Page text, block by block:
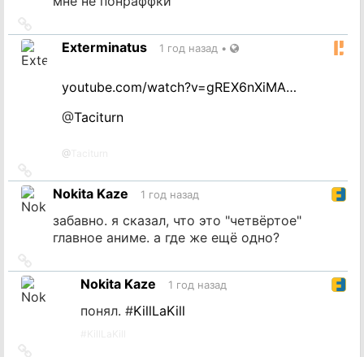
на
источникExterminatus 1 год назад •
youtube.com/watch?v=gREX6nXiMA…
@Taciturn
@
на
источник
Nokita Kaze 1 год назад
забавно. я сказал, что это "четвёртое"
главное аниме. а где же ещё одно?
на
источникNokita Kaze 1 год назад
понял. #KillLaKill